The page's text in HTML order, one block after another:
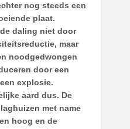
nog steeds een
plaat.
daling niet door
maar
noodgedwongen
door een
explosie.
aard dus. De
met name
hoog en de